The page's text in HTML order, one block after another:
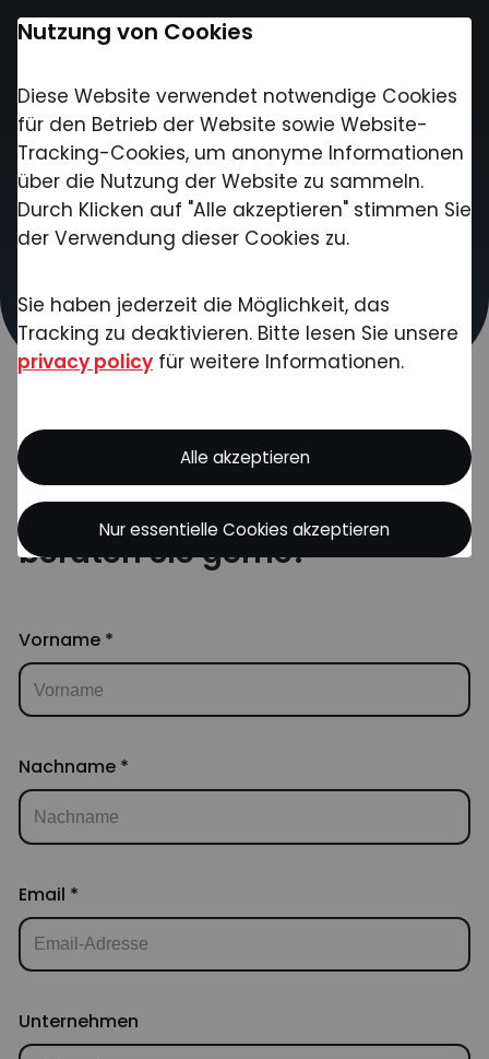
Kontakt
Kontakt
unseren Produkten und Dienstleistungen,
Projektanfragen oder sonstigen Anliegen. Unser
Team meldet sich schnellstmöglich!
Ob einzelne Produkte oder
gemeinsame Projekte - Wir
beraten Sie gerne!
Vorname *
Nachname *
Email *
Unternehmen
Nutzung von Cookies
Diese Website verwendet notwendige Cookies
für den Betrieb der Website sowie Website-
Tracking-Cookies, um anonyme Informationen
über die Nutzung der Website zu sammeln.
Durch Klicken auf "Alle akzeptieren" stimmen Sie
der Verwendung dieser Cookies zu.
Sie haben jederzeit die Möglichkeit, das
Tracking zu deaktivieren. Bitte lesen Sie unsere
privacy policyfür weitere Informationen.
Alle akzeptieren
Nur essentielle Cookies akzeptieren